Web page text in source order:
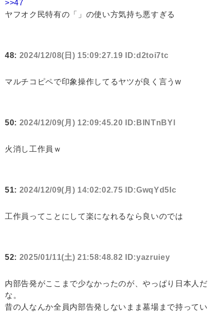
>>47
ヤフオク民特有の「」の使い方気持ち悪すぎる
48: 2024/12/08(日) 15:09:27.19 ID:d2toi7tc
マルチコピペで印象操作してるヤツが良く言うw
50: 2024/12/09(月) 12:09:45.20 ID:BlNTnBYl
火消し工作員ｗ
51: 2024/12/09(月) 14:02:02.75 ID:GwqYd5Ic
工作員ってことにして楽になれるなら良いのでは
52: 2025/01/11(土) 21:58:48.82 ID:yazruiey
内部告発がここまで少なかったのが、やっぱり日本人だ
な。
昔の人なんか全員内部告発しないまま墓場まで持ってい